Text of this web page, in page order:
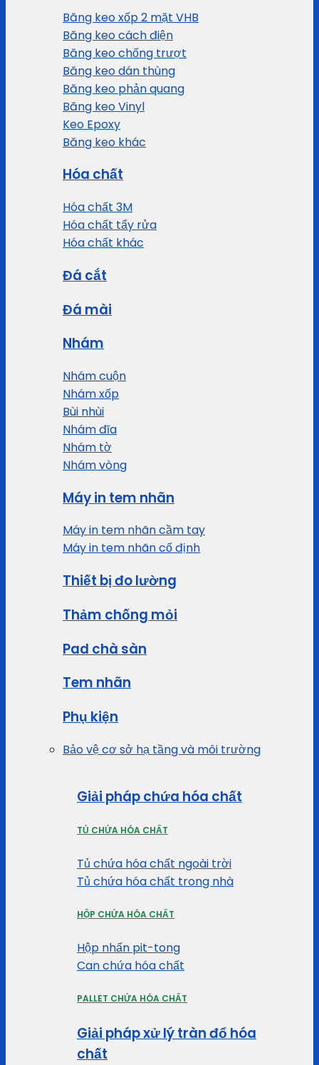
Băng keo xốp 2 mặt VHB
Băng keo cách điện
Băng keo chống trượt
Băng keo dán thùng
Băng keo phản quang
Băng keo Vinyl
Keo Epoxy
Băng keo khác
Hóa chất
Hóa chất 3M
Hóa chất tẩy rửa
Hóa chất khác
Đá cắt
Đá mài
Nhám
Nhám cuộn
Nhám xốp
Bùi nhùi
Nhám đĩa
Nhám tờ
Nhám vòng
Máy in tem nhãn
Máy in tem nhãn cầm tay
Máy in tem nhãn cố định
Thiết bị đo lường
Thảm chống mỏi
Pad chà sàn
Tem nhãn
Phụ kiện
Bảo vệ cơ sở hạ tầng và môi trường
Giải pháp chứa hóa chất
TỦ CHỨA HÓA CHẤT
Tủ chứa hóa chất ngoài trời
Tủ chứa hóa chất trong nhà
HỘP CHỨA HÓA CHẤT
Hộp nhấn pit-tong
Can chứa hóa chất
PALLET CHỨA HÓA CHẤT
Giải pháp xử lý tràn đổ hóa
chất